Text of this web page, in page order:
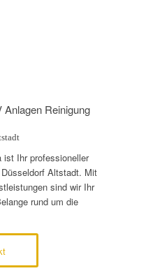
Reinigung
ist Ihr professioneller
Altstadt. Mit
sind wir Ihr
rund um die